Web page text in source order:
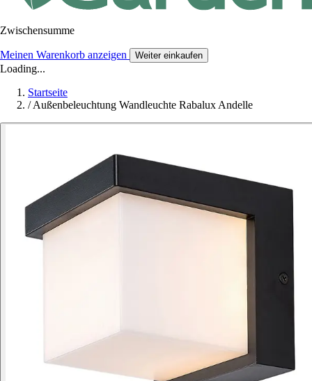
Zwischensumme
Meinen Warenkorb anzeigen Weiter einkaufen
Loading...
Startseite
/ Außenbeleuchtung Wandleuchte Rabalux Andelle